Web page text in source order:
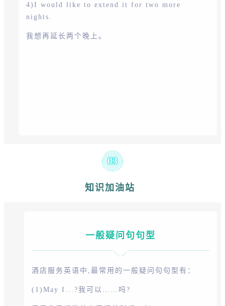
4)I would like to extend it for two more
nights.
我想再延长两个晚上。
03
知识加油站
一般疑问句句型
酒店服务英语中,最常用的一般疑问句句型有：
(1)May I...?我可以……吗?